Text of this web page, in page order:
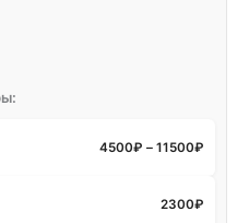
4500₽ – 11500₽
2300₽